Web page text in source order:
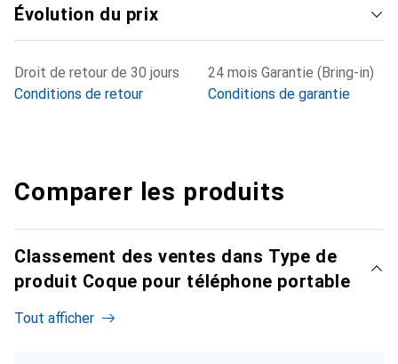
Évolution du prix
Droit de retour de 30 jours
Conditions de retour
24 mois Garantie (Bring-in)
Conditions de garantie
Comparer les produits
Classement des ventes dans Type de
produit Coque pour téléphone portable
Tout afficher